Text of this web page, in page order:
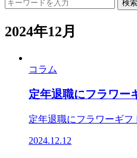
2024年12月
コラム
定年退職にフラワー
定年退職にフラワーギ
2024.12.12